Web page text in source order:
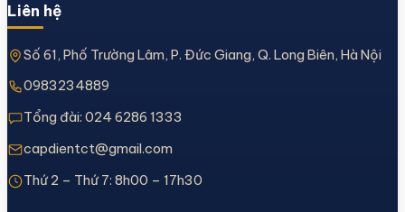
Liên hệ
Số 61, Phố Trường Lâm, P. Đức Giang, Q. Long Biên, Hà Nội
0983234889
Tổng đài: 024 6286 1333
capdientct@gmail.com
Thứ 2 – Thứ 7: 8h00 – 17h30